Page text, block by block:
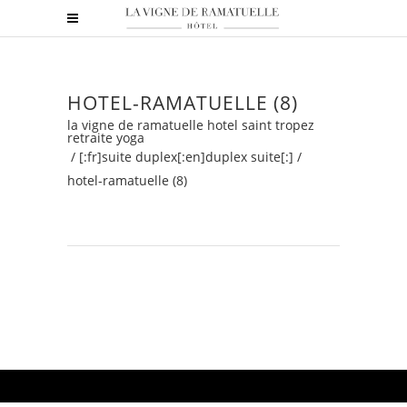
HOTEL-RAMATUELLE (8)
la vigne de ramatuelle hotel saint tropez
retraite yoga
/ [:fr]suite duplex[:en]duplex suite[:] /
hotel-ramatuelle (8)